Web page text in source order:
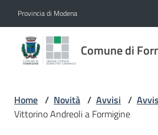
Provincia di Modena
Comune di
Comune
di
Home / Novità / Avvisi /
Vittorino Andreoli a Formigine